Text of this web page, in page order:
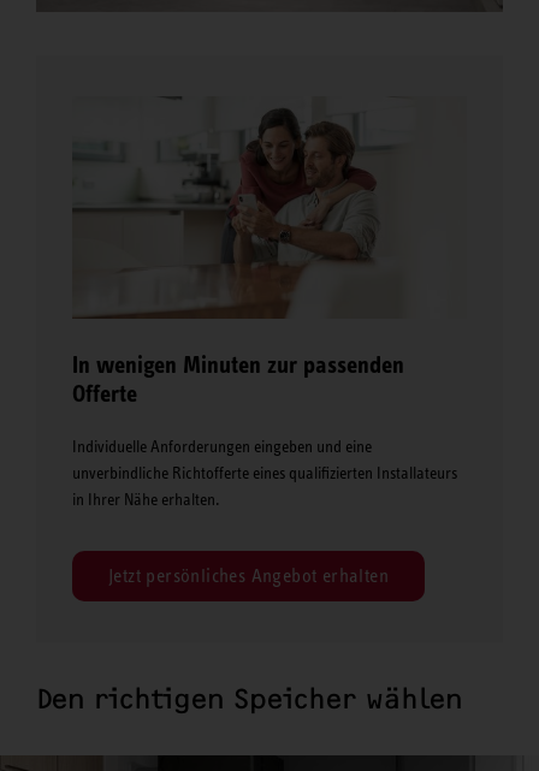
In wenigen Minuten zur passenden
Offerte
Individuelle Anforderungen eingeben und eine
unverbindliche Richtofferte eines qualifizierten Installateurs
in Ihrer Nähe erhalten.
Jetzt persönliches Angebot erhalten
Den richtigen Speicher wählen